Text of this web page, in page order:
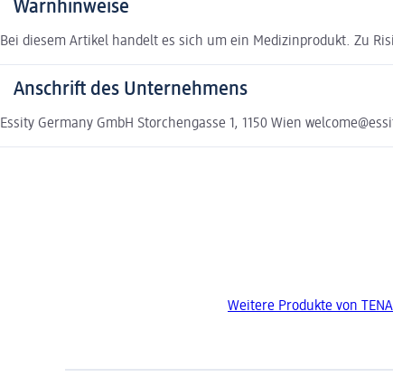
Warnhinweise
Bei diesem Artikel handelt es sich um ein Medizinprodukt. Zu
Anschrift des Unternehmens
Essity Germany GmbH Storchengasse 1, 1150 Wien
Weitere Produkte von TENA